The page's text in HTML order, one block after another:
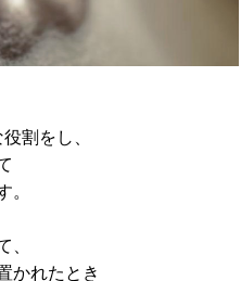
割をし、
。
、
かれたとき